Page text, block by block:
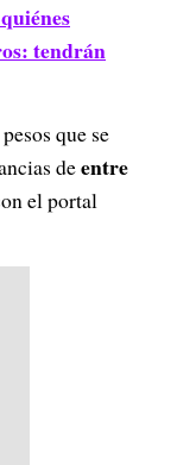
tendrán
que se
deentre
el portal